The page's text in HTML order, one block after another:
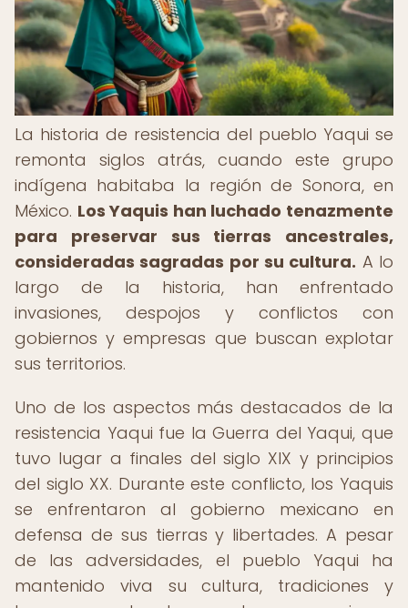
La historia de resistencia del pueblo Yaqui se
remonta siglos atrás, cuando este grupo
indígena habitaba la región de Sonora, en
México. Los Yaquis han luchado tenazmente
para preservar sus tierras ancestrales,
consideradas sagradas por su cultura. A lo
largo de la historia, han enfrentado
invasiones, despojos y conflictos con
gobiernos y empresas que buscan explotar
sus territorios.
Uno de los aspectos más destacados de la
resistencia Yaqui fue la Guerra del Yaqui, que
tuvo lugar a finales del siglo XIX y principios
del siglo XX. Durante este conflicto, los Yaquis
se enfrentaron al gobierno mexicano en
defensa de sus tierras y libertades. A pesar
de las adversidades, el pueblo Yaqui ha
mantenido viva su cultura, tradiciones y